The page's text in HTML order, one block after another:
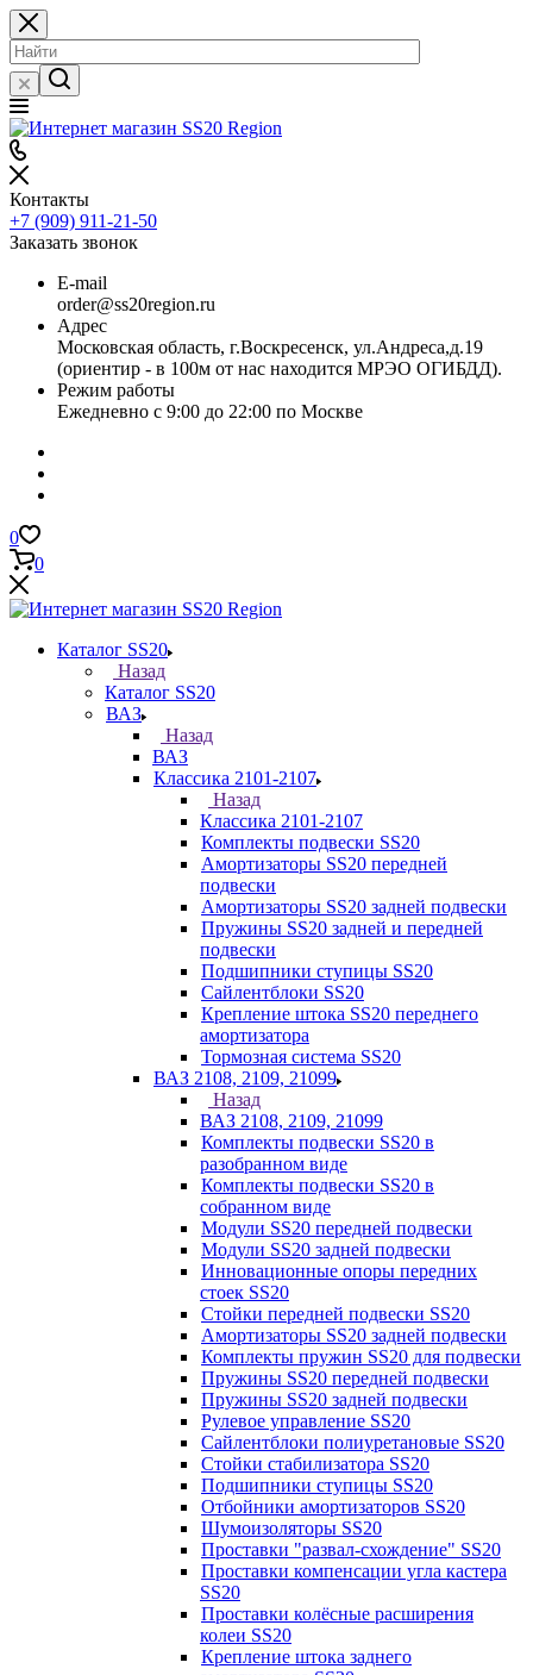
Контакты
+7 (909) 911-21-50
Заказать звонок
E-mail
order@ss20region.ru
Адрес
Московская область, г.Воскресенск, ул.Андреса,д.19
(ориентир - в 100м от нас находится МРЭО ОГИБДД).
Режим работы
Ежедневно с 9:00 до 22:00 по Москве
0
0
Каталог SS20
Назад
Каталог SS20
ВАЗ
Назад
ВАЗ
Классика 2101-2107
Назад
Классика 2101-2107
Комплекты подвески SS20
Амортизаторы SS20 передней
подвески
Амортизаторы SS20 задней подвески
Пружины SS20 задней и передней
подвески
Подшипники ступицы SS20
Сайлентблоки SS20
Крепление штока SS20 переднего
амортизатора
Тормозная система SS20
ВАЗ 2108, 2109, 21099
Назад
ВАЗ 2108, 2109, 21099
Комплекты подвески SS20 в
разобранном виде
Комплекты подвески SS20 в
собранном виде
Модули SS20 передней подвески
Модули SS20 задней подвески
Инновационные опоры передних
стоек SS20
Стойки передней подвески SS20
Амортизаторы SS20 задней подвески
Комплекты пружин SS20 для подвески
Пружины SS20 передней подвески
Пружины SS20 задней подвески
Рулевое управление SS20
Сайлентблоки полиуретановые SS20
Стойки стабилизатора SS20
Подшипники ступицы SS20
Отбойники амортизаторов SS20
Шумоизоляторы SS20
Проставки "развал-схождение" SS20
Проставки компенсации угла кастера
SS20
Проставки колёсные расширения
колеи SS20
Крепление штока заднего